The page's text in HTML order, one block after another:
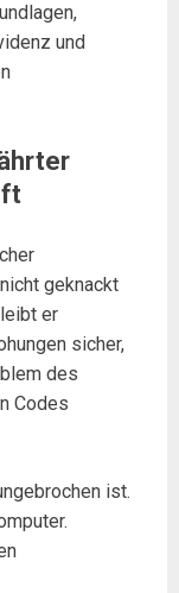
und
geknackt
er
sicher,
des
Codes
ist.